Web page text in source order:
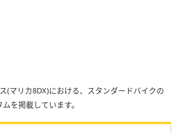
(マリカ8DX)における、スタンダードバイクの
を掲載しています。